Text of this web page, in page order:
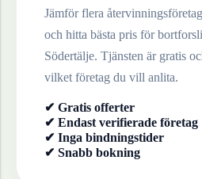
Jämför flera
och hitta bästa pris för
Södertälje. Tjänsten är gratis
vilket företag du vill anlita.
✔ Gratis offerter
✔ Endast verifierade företag
✔ Inga bindningstider
✔ Snabb bokning